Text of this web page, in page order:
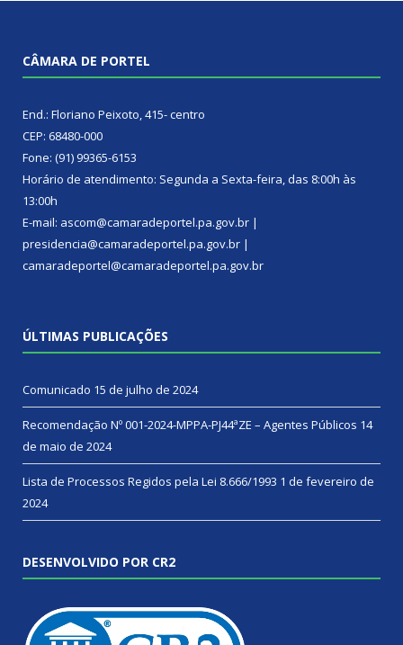
CÂMARA DE PORTEL
End.: Floriano Peixoto, 415- centro
CEP: 68480-000
Fone: (91) 99365-6153
Horário de atendimento: Segunda a Sexta-feira, das 8:00h às
13:00h
E-mail: ascom@camaradeportel.pa.gov.br |
presidencia@camaradeportel.pa.gov.br |
camaradeportel@camaradeportel.pa.gov.br
ÚLTIMAS PUBLICAÇÕES
Comunicado 15 de julho de 2024
Recomendação Nº 001-2024-MPPA-PJ44ªZE – Agentes Públicos 14
de maio de 2024
Lista de Processos Regidos pela Lei 8.666/1993 1 de fevereiro de
2024
DESENVOLVIDO POR CR2